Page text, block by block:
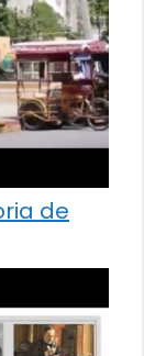
de